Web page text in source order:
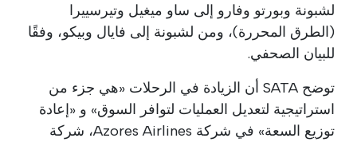
لشبونة وبورتو وفارو إلى ساو ميغيل وتيرسييرا
(الطرق المحررة)، ومن لشبونة إلى فايال وبيكو، وفقًا
للبيان الصحفي.
توضح SATA أن الزيادة في الرحلات «هي جزء من
استراتيجية لتعديل العمليات لتوافر السوق» و «إعادة
توزيع السعة» في شركة Azores Airlines، شركة